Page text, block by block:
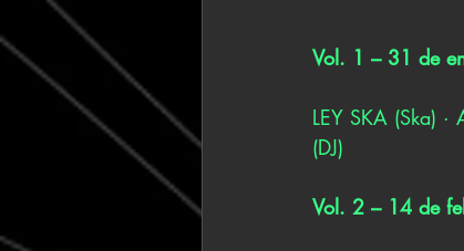
Vol. 1 – 31 de
LEY SKA (Ska) ·
(DJ)
Vol. 2 – 14 de